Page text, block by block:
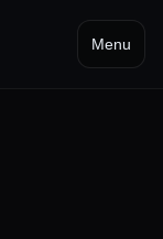
Menu